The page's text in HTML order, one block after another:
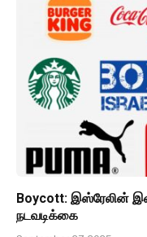
Boycott: இஸ்ரேலின் இன
நடவடிக்கை